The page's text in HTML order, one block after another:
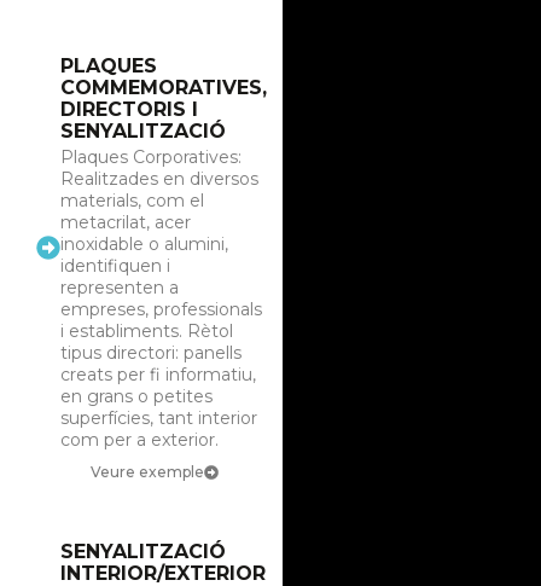
PLAQUES
COMMEMORATIVES,
DIRECTORIS I
SENYALITZACIÓ
Plaques Corporatives:
Realitzades en diversos
materials, com el
metacrilat, acer
inoxidable o alumini,
identifiquen i
representen a
empreses, professionals
i establiments. Rètol
tipus directori: panells
creats per fi informatiu,
en grans o petites
superfícies, tant interior
com per a exterior.
Veure exemple
SENYALITZACIÓ
INTERIOR/EXTERIOR